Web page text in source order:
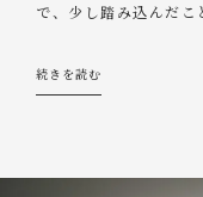
で、少し踏み込んだこ
続きを読む